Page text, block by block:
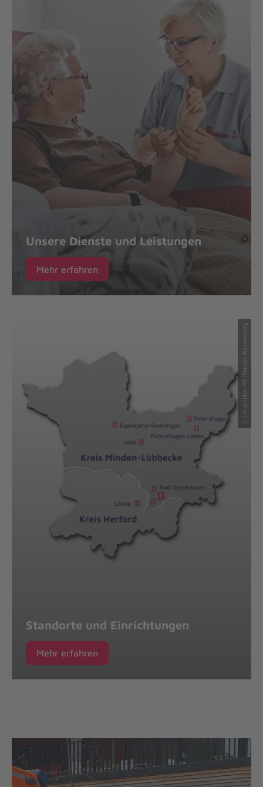
Unsere Dienste und Leistungen
Mehr erfahren
© Johanniter-RV Minden-Ravensberg
Standorte und Einrichtungen
Mehr erfahren